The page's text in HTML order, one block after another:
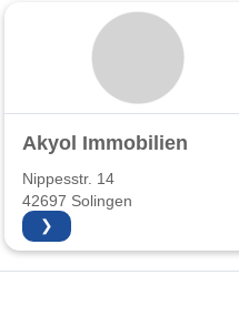
Akyol Immobilien
Nippesstr. 14
42697 Solingen
❯